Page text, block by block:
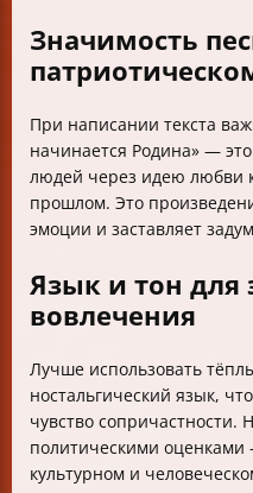
Значимость
При написании текста
начинается Родина» —
людей через идею любви
прошлом. Это
эмоции и заставляет
Язык и тон для
вовлечения
Лучше использовать
ностальгический язык,
чувство сопричастности.
политическими оценками
культурном и